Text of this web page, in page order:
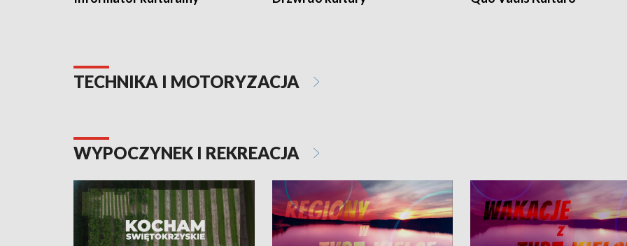
TECHNIKA I MOTORYZACJA
WYPOCZYNEK I REKREACJA